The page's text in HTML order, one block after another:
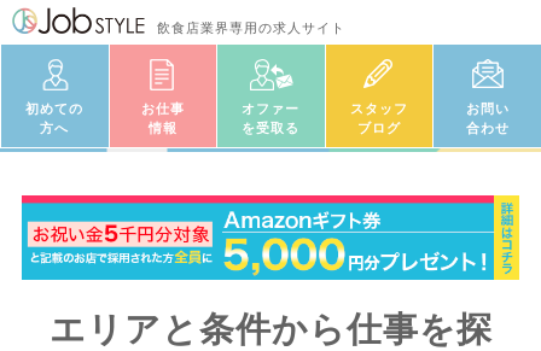
飲食店業界専用の求人サイト
初めての
方へ
お仕事
情報
オファー
を受取る
スタッフ
ブログ
お問い
合わせ
エリアと条件から仕事を探